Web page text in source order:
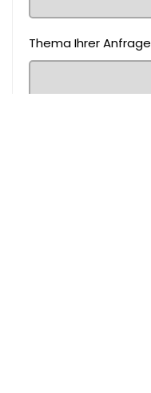
Thema Ihrer Anfrage